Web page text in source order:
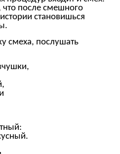
после смешного
становишься
смеха, послушать